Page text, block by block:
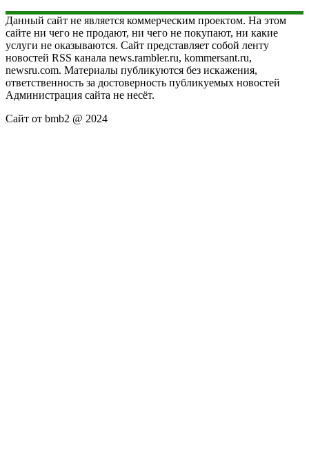
Данный сайт не является коммерческим проектом. На этом
сайте ни чего не продают, ни чего не покупают, ни какие
услуги не оказываются. Сайт представляет собой ленту
новостей RSS канала news.rambler.ru, kommersant.ru,
newsru.com. Материалы публикуются без искажения,
ответственность за достоверность публикуемых новостей
Администрация сайта не несёт.
Сайт от bmb2 @ 2024